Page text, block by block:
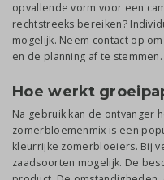
opvallende vorm voor een
rechtstreeks bereiken?
mogelijk. Neem contact op
en de planning af te stemmen.
Hoe werkt
Na gebruik kan de ontvanger
zomerbloemenmix is een
kleurrijke zomerbloeiers. Bij
zaadsoorten mogelijk. De